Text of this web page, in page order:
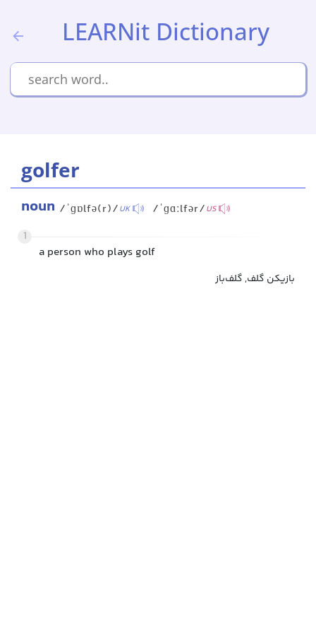
LEARNit Dictionary
golfer
noun /ˈɡɒlfə(r)/UK /ˈɡɑːlfər/US
1
a person who plays golf
بازیکن گلف, گلف‌باز